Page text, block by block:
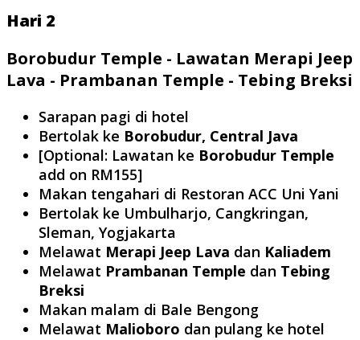
Hari 2
Borobudur Temple - Lawatan Merapi Jeep
Lava - Prambanan Temple - Tebing Breksi
Sarapan pagi di hotel
Bertolak ke Borobudur, Central Java
[Optional: Lawatan ke Borobudur Temple
add on RM155]
Makan tengahari di Restoran ACC Uni Yani
Bertolak ke Umbulharjo, Cangkringan,
Sleman, Yogjakarta
Melawat Merapi Jeep Lava dan Kaliadem
Melawat Prambanan Temple dan Tebing
Breksi
Makan malam di Bale Bengong
Melawat Malioboro dan pulang ke hotel